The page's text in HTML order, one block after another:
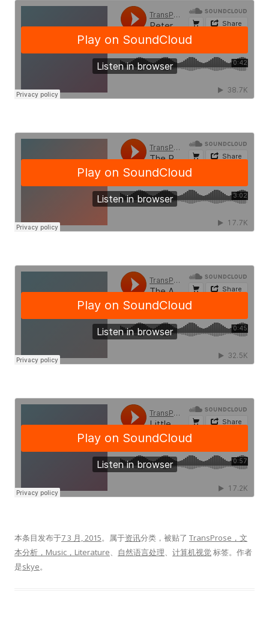
本条目发布于7 3 月, 2015。属于资讯分类，被贴了 TransProse，文
本分析，Music，Literature、 自然语言处理、 计算机视觉标签。 作者
是skye。